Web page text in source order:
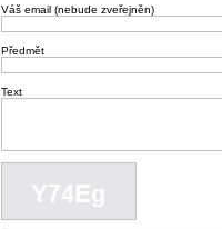
Váš email (nebude zveřejněn)
Předmět
Text